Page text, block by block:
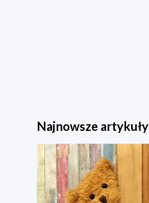
Najnowsze artykuły